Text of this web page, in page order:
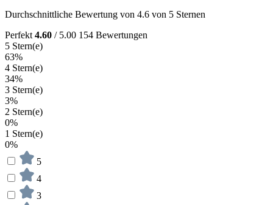
Durchschnittliche Bewertung von 4.6 von 5 Sternen
Perfekt 4.60 / 5.00 154 Bewertungen
5 Stern(e)
63%
4 Stern(e)
34%
3 Stern(e)
3%
2 Stern(e)
0%
1 Stern(e)
0%
5
4
3